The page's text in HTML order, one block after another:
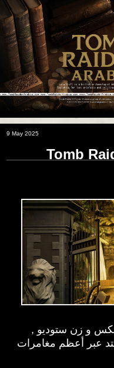
9 May 2025
Tomb
و زن ستوديو ,
عبر أعظم مغامرات